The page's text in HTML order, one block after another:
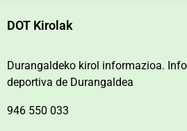
DOT Kirolak
Durangaldeko kirol informazioa.
deportiva de Durangaldea
946 550 033